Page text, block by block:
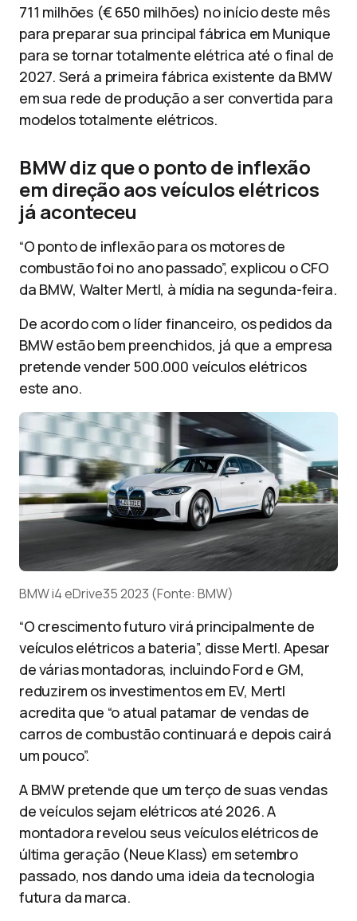
711 milhões (€ 650 milhões) no início deste mês
para preparar sua principal fábrica em Munique
para se tornar totalmente elétrica até o final de
2027. Será a primeira fábrica existente da BMW
em sua rede de produção a ser convertida para
modelos totalmente elétricos.
BMW diz que o ponto de inflexão
em direção aos veículos elétricos
já aconteceu
“O ponto de inflexão para os motores de
combustão foi no ano passado”, explicou o CFO
da BMW, Walter Mertl, à mídia na segunda-feira.
De acordo com o líder financeiro, os pedidos da
BMW estão bem preenchidos, já que a empresa
pretende vender 500.000 veículos elétricos
este ano.
BMW i4 eDrive35 2023 (Fonte: BMW)
“O crescimento futuro virá principalmente de
veículos elétricos a bateria”, disse Mertl. Apesar
de várias montadoras, incluindo Ford e GM,
reduzirem os investimentos em EV, Mertl
acredita que “o atual patamar de vendas de
carros de combustão continuará e depois cairá
um pouco”.
A BMW pretende que um terço de suas vendas
de veículos sejam elétricos até 2026. A
montadora revelou seus veículos elétricos de
última geração (Neue Klass) em setembro
passado, nos dando uma ideia da tecnologia
futura da marca.